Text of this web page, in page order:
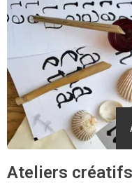
Ateliers créatifs